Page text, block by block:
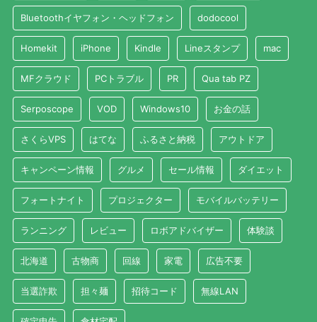
Bluetoothイヤフォン・ヘッドフォン dodocool
Homekit iPhone Kindle Lineスタンプ mac
MFクラウド PCトラブル PR Qua tab PZ
Serposcope VOD Windows10 お金の話
さくらVPS はてな ふるさと納税 アウトドア
キャンペーン情報 グルメ セール情報 ダイエット
フォートナイト プロジェクター モバイルバッテリー
ランニング レビュー ロボアドバイザー 体験談
北海道 古物商 回線 家電 広告不要
当選詐欺 担々麺 招待コード 無線LAN